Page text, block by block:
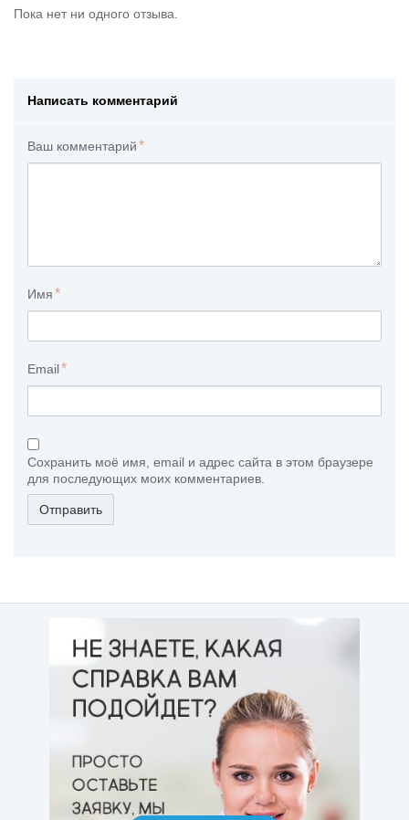
Пока нет ни одного отзыва.
Написать комментарий
Ваш комментарий
Имя
Email
Сохранить моё имя, email и адрес сайта в этом браузере
для последующих моих комментариев.
Отправить